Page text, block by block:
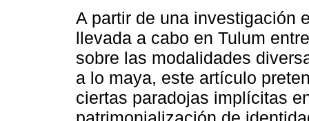
A partir de una investigación
llevada a cabo en Tulum
sobre las modalidades
a lo maya, este artículo
ciertas paradojas implícitas